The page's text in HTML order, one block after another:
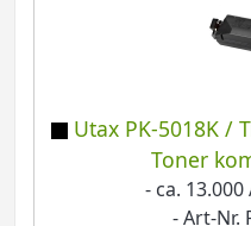
Utax PK-5018K /
Toner
- ca.
- Art-Nr.